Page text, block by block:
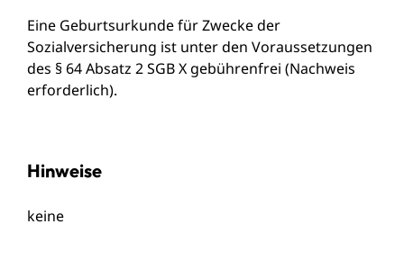
Eine Geburtsurkunde für Zwecke der
Sozialversicherung ist unter den Voraussetzungen
des § 64 Absatz 2 SGB X gebührenfrei (Nachweis
erforderlich).
Hinweise
keine